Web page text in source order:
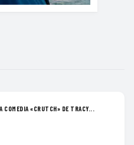
COMEDIA «CRUTCH» DE TRACY...